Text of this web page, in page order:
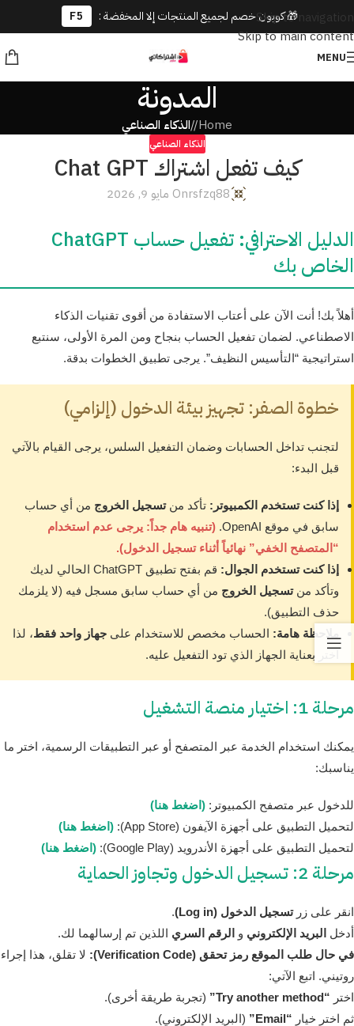
🎁 كوبون خصم لجميع المنتجات إلا المخفضة : F5
Skip to navigation
Skip to main content
MENU
المدونة
Home
/ الذكاء الصناعي
الذكاء الصناعي
كيف تفعل اشتراك Chat GPT
rsfzq88On مايو 9, 2026
الدليل الاحترافي: تفعيل حساب ChatGPT
الخاص بك
أهلاً بك! أنت الآن على أعتاب الاستفادة من أقوى تقنيات الذكاء
الاصطناعي. لضمان تفعيل الحساب بنجاح ومن المرة الأولى، سنتبع
استراتيجية “التأسيس النظيف”. يرجى تطبيق الخطوات بدقة.
خطوة الصفر: تجهيز بيئة الدخول (إلزامي)
لتجنب تداخل الحسابات وضمان التفعيل السلس، يرجى القيام بالآتي
قبل البدء:
إذا كنت تستخدم الكمبيوتر: تأكد منتسجيل الخروج من أي حساب
سابق في موقع OpenAI.
(تنبيه هام جداً: يرجى عدم استخدام
“المتصفح الخفي” نهائياً أثناء تسجيل الدخول).
إذا كنت تستخدم الجوال:
قم بفتح تطبيق ChatGPT الحالي لديك
وتأكد منتسجيل الخروج من أي حساب سابق مسجل فيه (لا يلزمك
حذف التطبيق).
ملاحظة هامة: الحساب مخصص للاستخدام على جهاز واحد فقط، لذا
اختر بعناية الجهاز الذي تود التفعيل عليه.
مرحلة 1: اختيار منصة التشغيل
يمكنك استخدام الخدمة عبر المتصفح أو عبر التطبيقات الرسمية، اختر ما
يناسبك:
للدخول عبر متصفح الكمبيوتر: (اضغط هنا)
لتحميل التطبيق على أجهزة الآيفون (App Store):
(اضغط هنا)
لتحميل التطبيق على أجهزة الأندرويد (Google Play):
(اضغط هنا)
مرحلة 2: تسجيل الدخول وتجاوز الحماية
انقر على زرتسجيل الدخول (Log in)
.
أدخل البريد الإلكتروني و الرقم السري اللذين تم إرسالهما لك.
في حال طلب الموقع رمز تحقق (Verification Code):
لا تقلق، هذا إجراء
روتيني. اتبع الآتي:
اختر “Try another method”
(تجربة طريقة أخرى).
ثم اختر خيار “Email”
(البريد الإلكتروني).